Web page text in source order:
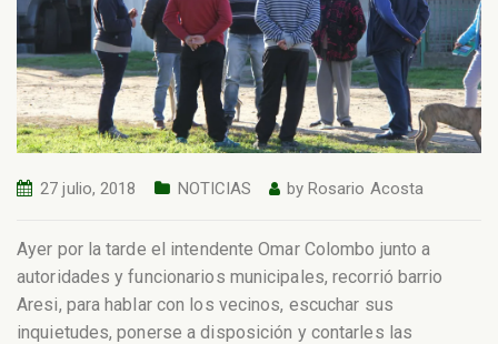
27 julio, 2018 NOTICIAS by Rosario Acosta
Ayer por la tarde el intendente Omar Colombo junto a
autoridades y funcionarios municipales, recorrió barrio
Aresi, para hablar con los vecinos, escuchar sus
inquietudes, ponerse a disposición y contarles las